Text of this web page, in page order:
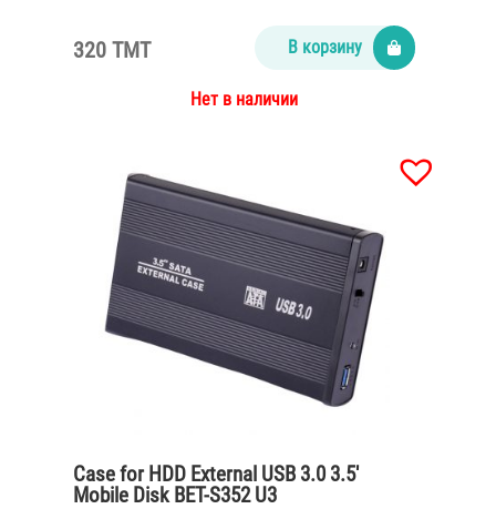
320 TMT В корзину
Нет в наличии
Case for HDD External USB 3.0 3.5′
Mobile Disk BET-S352 U3